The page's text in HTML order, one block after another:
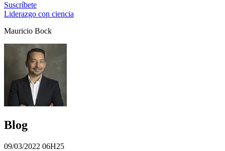
Suscríbete
Liderazgo con ciencia
Mauricio Bock
Blog
09/03/2022 06H25